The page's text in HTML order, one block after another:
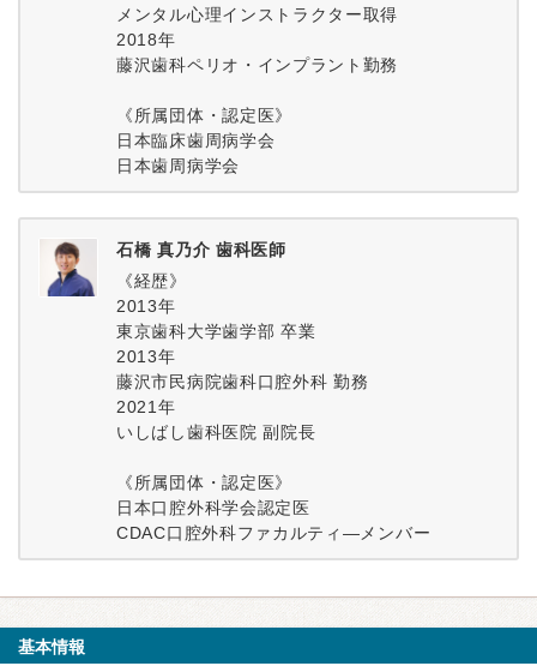
メンタル心理インストラクター取得
2018年
藤沢歯科ペリオ・インプラント勤務
《所属団体・認定医》
日本臨床歯周病学会
日本歯周病学会
石橋 真乃介 歯科医師
《経歴》
2013年
東京歯科大学歯学部 卒業
2013年
藤沢市民病院歯科口腔外科 勤務
2021年
いしばし歯科医院 副院長
《所属団体・認定医》
日本口腔外科学会認定医
CDAC口腔外科ファカルティ―メンバー
基本情報